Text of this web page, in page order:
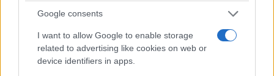
Google consents
I want to allow Google to enable storage
related to advertising like cookies on web or
device identifiers in apps.
Μητσοτάκης από Αγαθονήσι: Θα εμποδίσουμε τα
άθλια δίκτυα των διακινητών